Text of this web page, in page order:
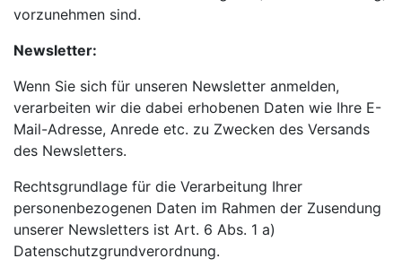
vorzunehmen sind.
Newsletter:
Wenn Sie sich für unseren Newsletter anmelden,
verarbeiten wir die dabei erhobenen Daten wie Ihre E-
Mail-Adresse, Anrede etc. zu Zwecken des Versands
des Newsletters.
Rechtsgrundlage für die Verarbeitung Ihrer
personenbezogenen Daten im Rahmen der Zusendung
unserer Newsletters ist Art. 6 Abs. 1 a)
Datenschutzgrundverordnung.